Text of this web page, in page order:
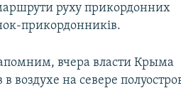
руху прикордонних
прикордонників.
вчера власти Крыма
воздухе на севере